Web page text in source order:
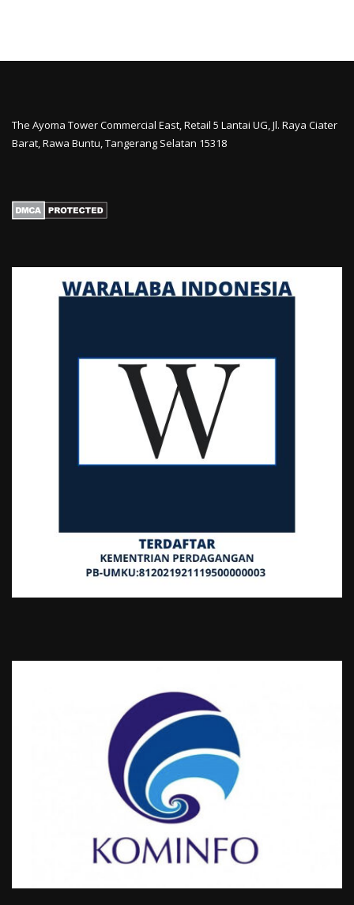
The Ayoma Tower Commercial East, Retail 5 Lantai UG, Jl. Raya Ciater
Barat, Rawa Buntu, Tangerang Selatan 15318